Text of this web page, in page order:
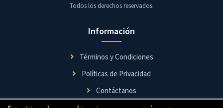
Todos los derechos reservados.
Información
Términos y Condiciones
Políticas de Privacidad
Contáctanos